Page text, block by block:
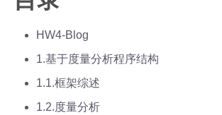
HW4-Blog
1.基于度量分析程序结构
1.1.框架综述
1.2.度量分析